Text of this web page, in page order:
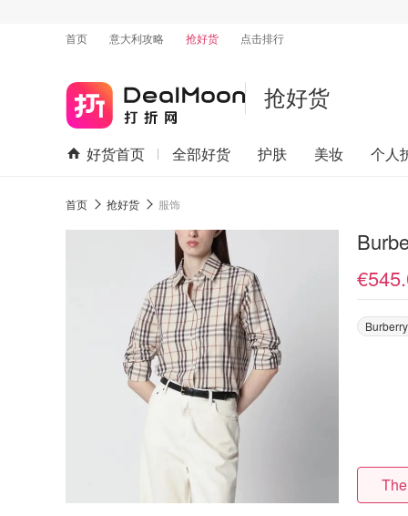
首页 意大利攻略 抢好货 点击排行
抢好货
好货首页 全部好货 护肤 美妆 个人
首页 抢好货 服饰
Burberry